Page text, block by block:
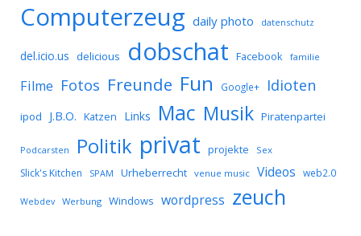
Computerzeug daily photo datenschutz
del.icio.us delicious dobschat Facebook familie
Filme Fotos Freunde Fun Google+ Idioten
ipod J.B.O. Katzen Links Mac Musik Piratenpartei
Podcarsten Politik privat projekte Sex
Slick's Kitchen SPAM Urheberrecht venue music Videos web2.0
Webdev Werbung Windows wordpress zeuch